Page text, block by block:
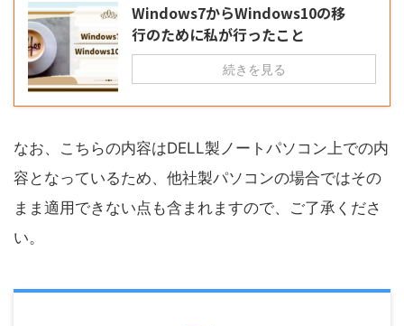
Windows7からWindows10の移
行のために私が行ったこと
続きを見る
なお、こちらの内容はDELL製ノートパソコン上での内
容となっているため、他社製パソコンの場合ではその
まま適用できない点も含まれますので、ご了承くださ
い。